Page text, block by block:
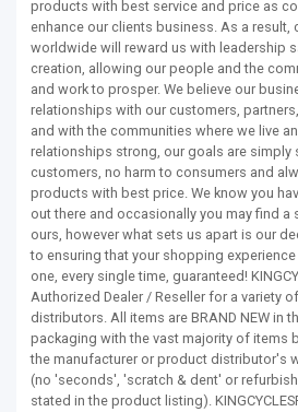
products with best service and price as
enhance our clients business. As a
worldwide will reward us with leadership
creation, allowing our people and the
and work to prosper. We believe our
relationships with our customers,
and with the communities where we live
relationships strong, our goals are simply
customers, no harm to consumers and
products with best price. We know you
out there and occasionally you may find a
ours, however what sets us apart is our
to ensuring that your shopping
one, every single time, guaranteed!
Authorized Dealer / Reseller for a variety
distributors. All items are BRAND NEW in
packaging with the vast majority of items
the manufacturer or product distributor's
(no 'seconds', 'scratch & dent' or
stated in the product listing).